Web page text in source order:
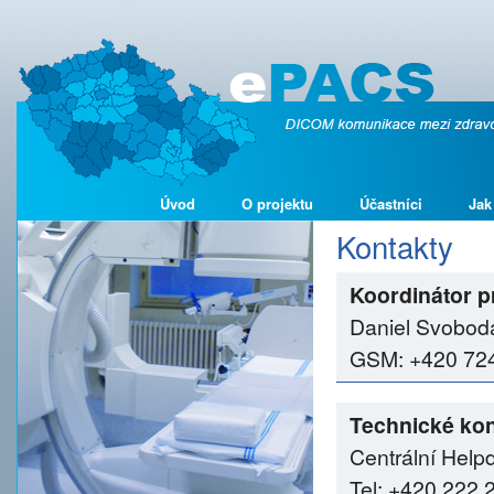
Úvod O projektu Účastníci
Kontakty
Koordinátor
Daniel
GSM: +420
Technické
Centrální